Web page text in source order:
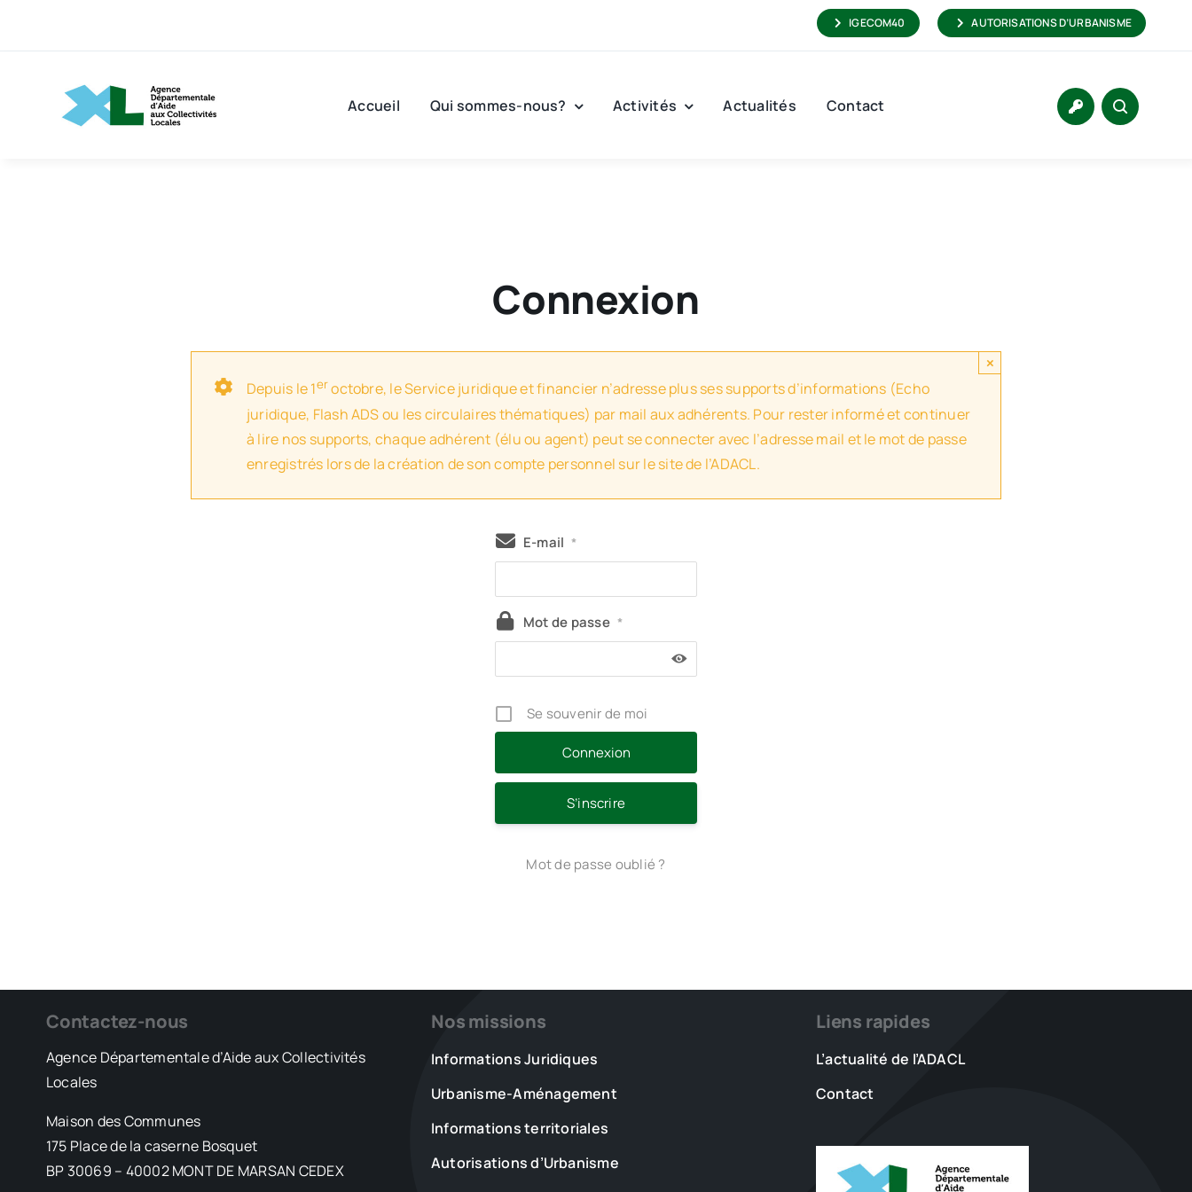
IGECOM40 AUTORISATIONS D’URBANISME
Accueil Qui sommes-nous? Activités Actualités Contact
Connexion
Depuis le 1eroctobre, le Service juridique et financier n’adresse plus ses supports d’informations (Echo
juridique, Flash ADS ou les circulaires thématiques) par mail aux adhérents. Pour rester informé et continuer
à lire nos supports, chaque adhérent (élu ou agent) peut se connecter avec l’adresse mail et le mot de passe
enregistrés lors de la création de son compte personnel sur le site de l’ADACL.
×
E-mail *
Mot de passe *
Se souvenir de moi
S’inscrire
Mot de passe oublié ?
Contactez-nous
Agence Départementale d’Aide aux Collectivités
Locales
Maison des Communes
175 Place de la caserne Bosquet
BP 30069 – 40002 MONT DE MARSAN CEDEX
Nos missions
Informations Juridiques
Urbanisme-Aménagement
Informations territoriales
Autorisations d’Urbanisme
Liens rapides
L’actualité de l’ADACL
Contact